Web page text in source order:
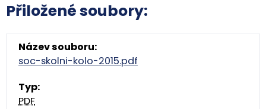
Přiložené soubory:
soc-skolni-kolo-2015.pdf
PDF